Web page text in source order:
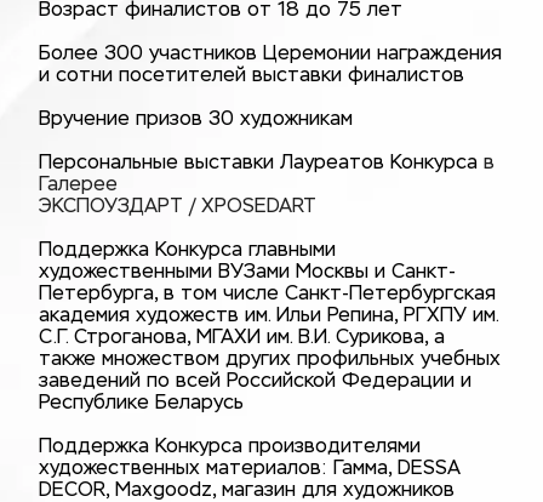
Возраст финалистов от 18 до 75 лет
Более 300 участников Церемонии награждения
и сотни посетителей выставки финалистов
Вручение призов 30 художникам
Персональные выставки Лауреатов Конкурса в
Галерее
ЭКСПОУЗДАРТ / XPOSEDART
Поддержка Конкурса главными
художественными ВУЗами Москвы и Санкт-
Петербурга, в том числе Санкт-Петербургская
академия художеств им. Ильи Репина, РГХПУ им.
С.Г. Строганова, МГАХИ им. В.И. Сурикова, а
также множеством других профильных учебных
заведений по всей Российской Федерации и
Республике Беларусь
Поддержка Конкурса производителями
художественных материалов: Гамма, DESSA
DECOR, Maxgoodz, магазин для художников